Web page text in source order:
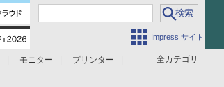
Impress サイト
全カテゴリ
モニター
プリンター